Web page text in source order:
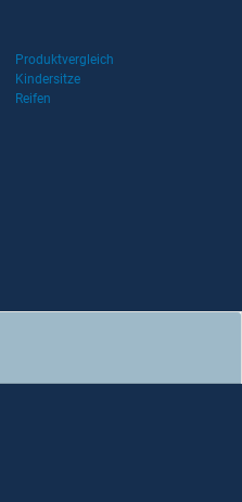
Produktvergleich
Kindersitze
Reifen